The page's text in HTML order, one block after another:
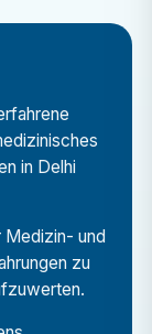
wird,
öffentliche
Hospitation
in Delhi
Medizin- und
zu